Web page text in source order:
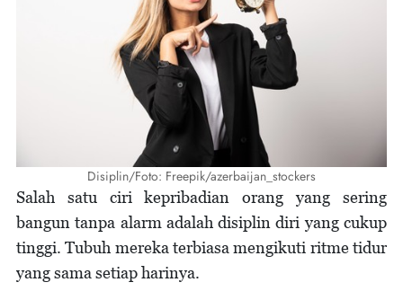
Disiplin/Foto: Freepik/azerbaijan_stockers
Salah satu ciri kepribadian orang yang sering
bangun tanpa alarm adalah disiplin diri yang cukup
tinggi. Tubuh mereka terbiasa mengikuti ritme tidur
yang sama setiap harinya.